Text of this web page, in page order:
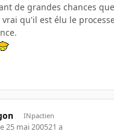
de grandes chances
vrai qu'il est élu le
INpactien
25 mai 200521 a